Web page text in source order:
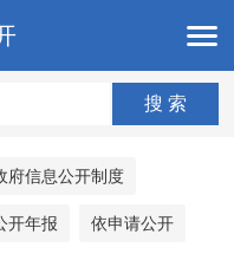
府信息公开制度
开年报 依申请公开